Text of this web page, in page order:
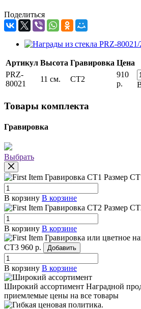
Поделиться
Артикул Высота Гравировка Цена
PRZ-
80021
11 см. CT2
910
р.
Товары комплекта
Гравировка
Выбрать
Гравировка СТ1 Размер
В корзину В корзине
Гравировка СТ2 Размер
В корзину В корзине
Гравировка или цветное
СТ3 960 р. Добавить
В корзину В корзине
Широкий ассортимент Наградной
приемлемые цены на все товары